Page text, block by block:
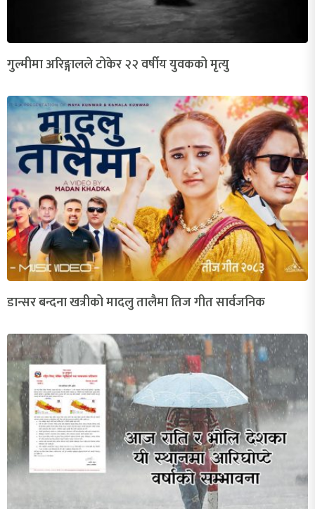
गुल्मीमा अरिङ्गालले टोकेर २२ वर्षीय युवकको मृत्यु
डान्सर बन्दना खत्रीको मादलु तालैमा तिज गीत सार्वजनिक